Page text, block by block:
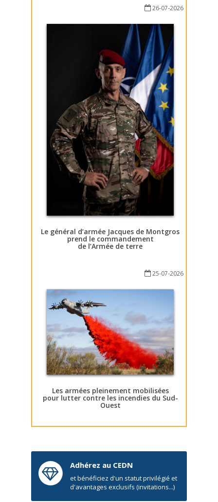
26-07-2026
Le général d’armée Jacques de Montgros
prend le commandement
de l’Armée de terre
25-07-2026
Les armées pleinement mobilisées
pour lutter contre les incendies du Sud-
Ouest
Adhérez au CEDN
et bénéficiez d'un statut privilégié et
d'avantages exclusifs (invitations...)